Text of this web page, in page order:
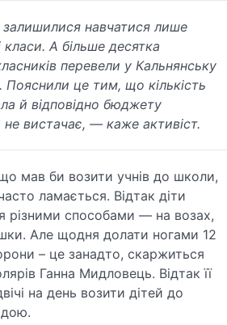
залишилися навчатися лише
А більше десятка
перевели у Кальнянську
Пояснили це тим, що кількість
й відповідно бюджету
вистачає, — каже активіст.
мав би возити учнів до школи,
ламається. Відтак діти
різними способами — на возах,
Але щодня долати ногами 12
– це занадто, скаржиться
Ганна Мидловець. Відтак її
на день возити дітей до